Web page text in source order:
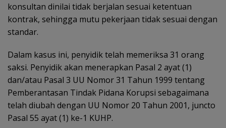
konsultan dinilai tidak berjalan sesuai ketentuan
kontrak, sehingga mutu pekerjaan tidak sesuai dengan
standar.
Dalam kasus ini, penyidik telah memeriksa 31 orang
saksi. Penyidik akan menerapkan Pasal 2 ayat (1)
dan/atau Pasal 3 UU Nomor 31 Tahun 1999 tentang
Pemberantasan Tindak Pidana Korupsi sebagaimana
telah diubah dengan UU Nomor 20 Tahun 2001, juncto
Pasal 55 ayat (1) ke-1 KUHP.